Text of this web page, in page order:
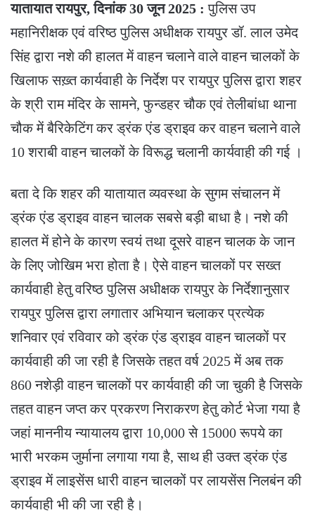
यातायात रायपुर, दिनांक 30 जून 2025 : पुलिस उप
महानिरीक्षक एवं वरिष्ठ पुलिस अधीक्षक रायपुर डॉ. लाल उमेद
सिंह द्वारा नशे की हालत में वाहन चलाने वाले वाहन चालकों के
खिलाफ सख़्त कार्यवाही के निर्देश पर रायपुर पुलिस द्वारा शहर
के श्री राम मंदिर के सामने, फुन्डहर चौक एवं तेलीबांधा थाना
चौक में बैरिकेटिंग कर ड्रंक एंड ड्राइव कर वाहन चलाने वाले
10 शराबी वाहन चालकों के विरूद्ध चलानी कार्यवाही की गई ।
बता दे कि शहर की यातायात व्यवस्था के सुगम संचालन में
ड्रंक एंड ड्राइव वाहन चालक सबसे बड़ी बाधा है। नशे की
हालत में होने के कारण स्वयं तथा दूसरे वाहन चालक के जान
के लिए जोखिम भरा होता है। ऐसे वाहन चालकों पर सख्त
कार्यवाही हेतु वरिष्ठ पुलिस अधीक्षक रायपुर के निर्देशानुसार
रायपुर पुलिस द्वारा लगातार अभियान चलाकर प्रत्येक
शनिवार एवं रविवार को ड्रंक एंड ड्राइव वाहन चालकों पर
कार्यवाही की जा रही है जिसके तहत वर्ष 2025 में अब तक
860 नशेड़ी वाहन चालकों पर कार्यवाही की जा चुकी है जिसके
तहत वाहन जप्त कर प्रकरण निराकरण हेतु कोर्ट भेजा गया है
जहां माननीय न्यायालय द्वारा 10,000 से 15000 रूपये का
भारी भरकम जुर्माना लगाया गया है, साथ ही उक्त ड्रंक एंड
ड्राइव में लाइसेंस धारी वाहन चालकों पर लायसेंस निलबंन की
कार्यवाही भी की जा रही है।